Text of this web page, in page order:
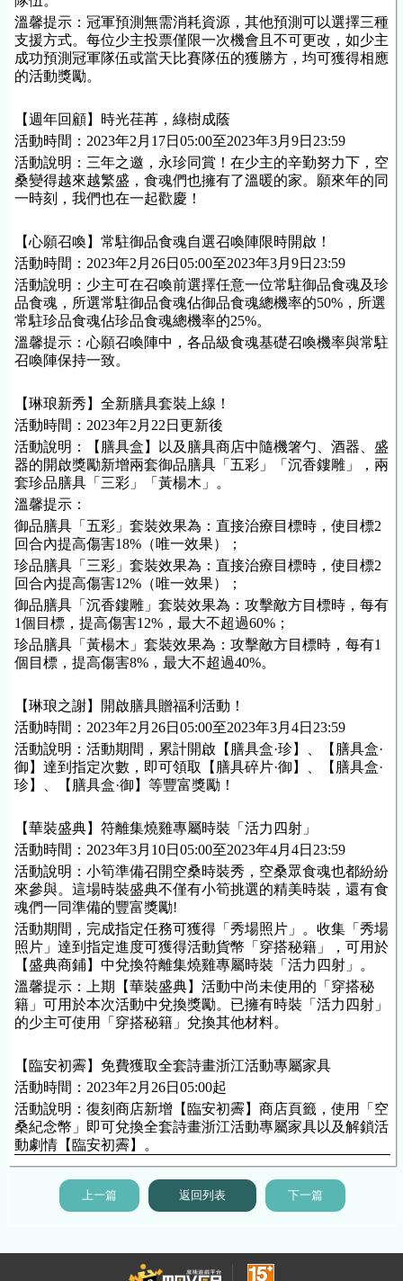
溫馨提示：冠軍預測無需消耗資源，其他預測可以選擇三種
支援方式。每位少主投票僅限一次機會且不可更改，如少主
成功預測冠軍隊伍或當天比賽隊伍的獲勝方，均可獲得相應
的活動獎勵。
【週年回顧】時光荏苒，綠樹成蔭
活動時間： 2023年2月17日05:00至2023年3月9日23:59
活動說明：三年之邀，永珍同賞！在少主的辛勤努力下，空
桑變得越來越繁盛，食魂們也擁有了溫暖的家。願來年的同
一時刻，我們也在一起歡慶！
【心願召喚】常駐御品食魂自選召喚陣限時開啟！
活動時間：2023年2月26日05:00至2023年3月9日23:59
活動說明：少主可在召喚前選擇任意一位常駐御品食魂及珍
品食魂，所選常駐御品食魂佔御品食魂總機率的50%，所選
常駐珍品食魂佔珍品食魂總機率的25%。
溫馨提示：心願召喚陣中，各品級食魂基礎召喚機率與常駐
召喚陣保持一致。
【琳琅新秀】全新膳具套裝上線！
活動時間：2023年2月22日更新後
活動說明：【膳具盒】以及膳具商店中隨機箸勺、酒器、盛
器的開啟獎勵新增兩套御品膳具「五彩」「沉香鏤雕」，兩
套珍品膳具「三彩」「黃楊木」。
溫馨提示：
御品膳具「五彩」套裝效果為：直接治療目標時，使目標2
回合內提高傷害18%（唯一效果）；
珍品膳具「三彩」套裝效果為：直接治療目標時，使目標2
回合內提高傷害12%（唯一效果）；
御品膳具「沉香鏤雕」套裝效果為：攻擊敵方目標時，每有
1個目標，提高傷害12%，最大不超過60%；
珍品膳具「黃楊木」套裝效果為：攻擊敵方目標時，每有1
個目標，提高傷害8%，最大不超過40%。
【琳琅之謝】開啟膳具贈福利活動！
活動時間：2023年2月26日05:00至2023年3月4日23:59
活動說明：活動期間，累計開啟【膳具盒·珍】、【膳具盒·
御】達到指定次數，即可領取【膳具碎片·御】、【膳具盒·
珍】、【膳具盒·御】等豐富獎勵！
【華裝盛典】符離集燒雞專屬時裝「活力四射」
活動時間：2023年3月10日05:00至2023年4月4日23:59
活動說明：小筍準備召開空桑時裝秀，空桑眾食魂也都紛紛
來參與。這場時裝盛典不僅有小筍挑選的精美時裝，還有食
魂們一同準備的豐富獎勵!
活動期間，完成指定任務可獲得「秀場照片」。收集「秀場
照片」達到指定進度可獲得活動貨幣「穿搭秘籍」，可用於
【盛典商鋪】中兌換符離集燒雞專屬時裝「活力四射」。
溫馨提示：上期【華裝盛典】活動中尚未使用的「穿搭秘
籍」可用於本次活動中兌換獎勵。已擁有時裝「活力四射」
的少主可使用「穿搭秘籍」兌換其他材料。
【臨安初霽】免費獲取全套詩畫浙江活動專屬家具
活動時間：2023年2月26日05:00起
活動說明：復刻商店新增【臨安初霽】商店頁籤，使用「空
桑紀念幣」即可兌換全套詩畫浙江活動專屬家具以及解鎖活
動劇情【臨安初霽】。
上一篇 返回列表 下一篇